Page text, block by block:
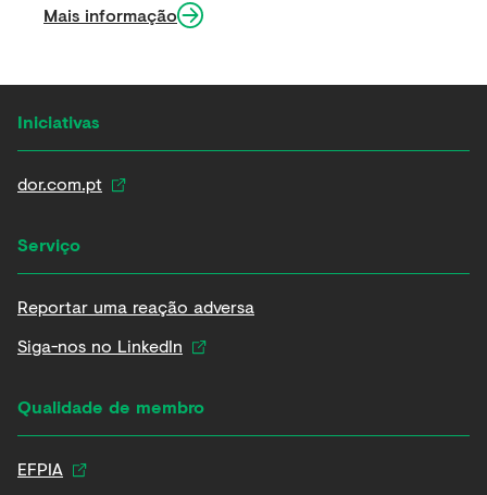
Mais informação​
Iniciativas
dor.com.pt
Serviço
Reportar uma reação adversa
Siga-nos no LinkedIn
Qualidade de membro
EFPIA